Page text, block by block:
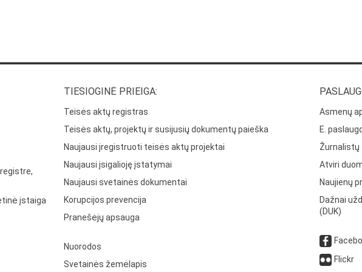
įstaiga
TIESIOGINĖ PRIEIGA:
Teisės aktų registras
Teisės aktų, projektų ir susijusių dokumentų paieška
Naujausi įregistruoti teisės aktų projektai
Naujausi įsigalioję įstatymai
Naujausi svetainės dokumentai
Korupcijos prevencija
Pranešėjų apsauga
Nuorodos
Svetainės žemėlapis
Asmenų
E.
Žurnalistų
Atviri
Naujienų
Dažnai
(DUK)
Flickr